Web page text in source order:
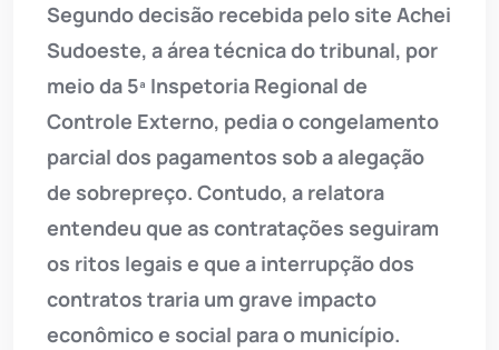
Segundo decisão recebida pelo site Achei
Sudoeste, a área técnica do tribunal, por
meio da 5ª Inspetoria Regional de
Controle Externo, pedia o congelamento
parcial dos pagamentos sob a alegação
de sobrepreço. Contudo, a relatora
entendeu que as contratações seguiram
os ritos legais e que a interrupção dos
contratos traria um grave impacto
econômico e social para o município.